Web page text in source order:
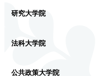
研究大学院
法科大学院
公共政策大学院